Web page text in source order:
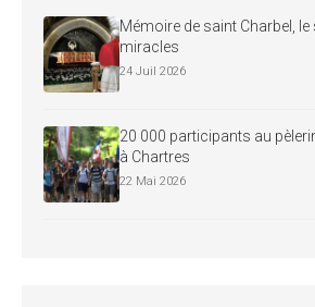
Mémoire de saint Charbel,
miracles
24 Juil 2026
20 000 participants au
à Chartres
22 Mai 2026